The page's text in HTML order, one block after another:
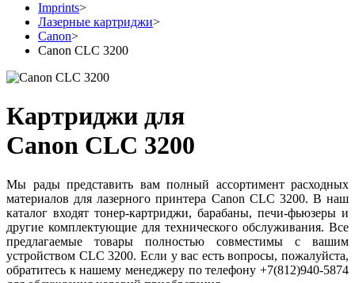
Imprints>
Лазерные картриджи>
Canon>
Canon CLC 3200
Картриджи для
Canon CLC 3200
Мы рады представить вам полный ассортимент расходных
материалов для лазерного принтера Canon CLC 3200. В наш
каталог входят тонер-картриджи, барабаны, печи-фьюзеры и
другие комплектующие для технического обслуживания. Все
предлагаемые товары полностью совместимы с вашим
устройством CLC 3200. Если у вас есть вопросы, пожалуйста,
обратитесь к нашему менеджеру по телефону +7(812)940-5874